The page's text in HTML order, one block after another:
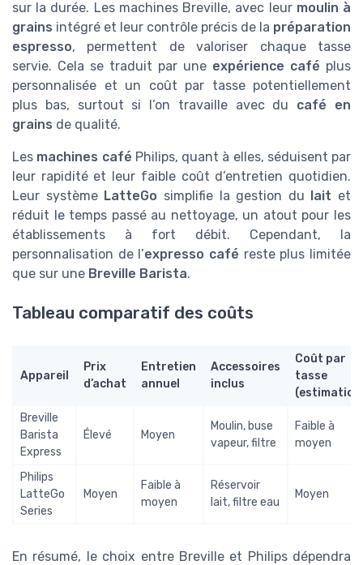
sur la durée. Les machines Breville, avec leur moulin à
grains intégré et leur contrôle précis de la préparation
espresso, permettent de valoriser chaque tasse
servie. Cela se traduit par une expérience café plus
personnalisée et un coût par tasse potentiellement
plus bas, surtout si l’on travaille avec du café en
grains de qualité.
Les machines café Philips, quant à elles, séduisent par
leur rapidité et leur faible coût d’entretien quotidien.
Leur système LatteGo simplifie la gestion du lait et
réduit le temps passé au nettoyage, un atout pour les
établissements à fort débit. Cependant, la
personnalisation de l’expresso café reste plus limitée
que sur une Breville Barista.
Tableau comparatif des coûts
Appareil
Prix
d’achat
Entretien
annuel
Accessoires
inclus
Coût par
tasse
Breville
Barista
Express
Élevé Moyen
Moulin, buse
vapeur, filtre
Faible à
moyen
Philips
LatteGo
Series
Moyen
Faible à
moyen
Réservoir
lait, filtre eau
Moyen
En résumé, le choix entre Breville et Philips dépendra